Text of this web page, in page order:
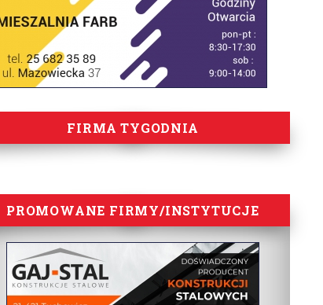
FIRMA TYGODNIA
PROMOWANE FIRMY/INSTYTUCJE